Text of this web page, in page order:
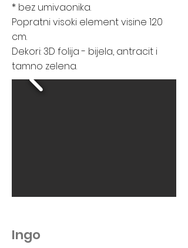
* bez umivaonika.
Popratni visoki element visine 120
cm.
Dekori: 3D folija - bijela, antracit i
tamno zelena.
Ingo